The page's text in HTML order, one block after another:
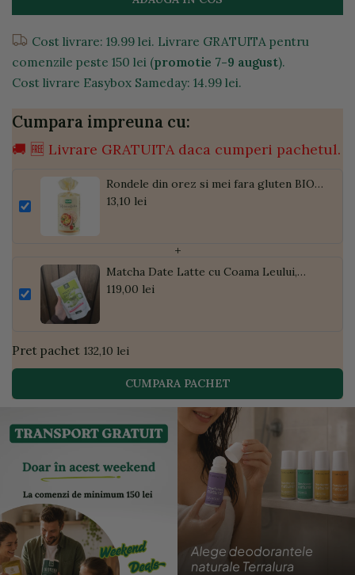
Cost livrare: 19.99 lei. Livrare GRATUITA pentru
comenzile peste 150 lei (promotie 7-9 august).
Cost livrare Easybox Sameday: 14.99 lei.
Cumpara impreuna cu:
🚚 🆓 Livrare GRATUITA daca cumperi pachetul.
Rondele din orez si mei fara gluten BIO,
100g
13,10 lei
+
Matcha Date Latte cu Coama Leului,
Pudră de Curmale și Ghimbir, ECO, 300g
119,00 lei
Pret pachet 132,10 lei
CUMPARA PACHET